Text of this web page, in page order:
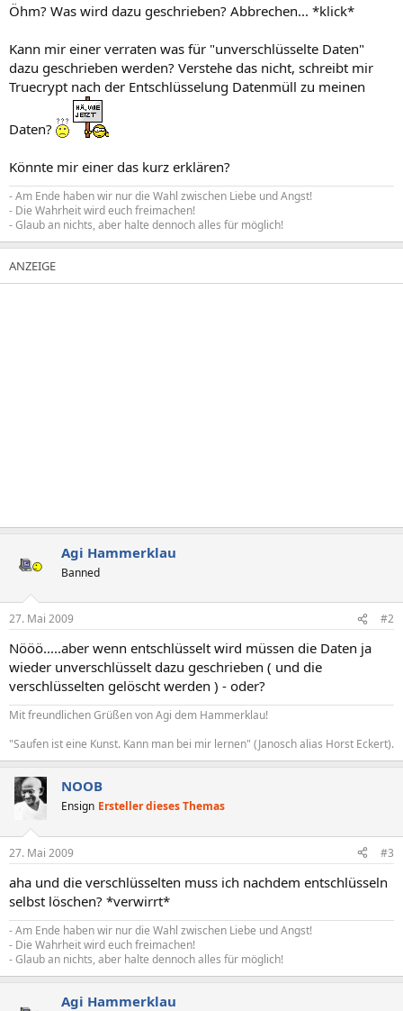
Öhm? Was wird dazu geschrieben? Abbrechen... *klick*
Kann mir einer verraten was für "unverschlüsselte Daten"
dazu geschrieben werden? Verstehe das nicht, schreibt mir
Truecrypt nach der Entschlüsselung Datenmüll zu meinen
Daten?
Könnte mir einer das kurz erklären?
- Am Ende haben wir nur die Wahl zwischen Liebe und Angst!
- Die Wahrheit wird euch freimachen!
- Glaub an nichts, aber halte dennoch alles für möglich!
Agi Hammerklau
Banned
27. Mai 2009 #2
Nööö.....aber wenn entschlüsselt wird müssen die Daten ja
wieder unverschlüsselt dazu geschrieben ( und die
verschlüsselten gelöscht werden ) - oder?
Mit freundlichen Grüßen von Agi dem Hammerklau!
"Saufen ist eine Kunst. Kann man bei mir lernen" (Janosch alias Horst Eckert).
NOOB
Ensign Ersteller dieses Themas
27. Mai 2009 #3
aha und die verschlüsselten muss ich nachdem entschlüsseln
selbst löschen? *verwirrt*
- Am Ende haben wir nur die Wahl zwischen Liebe und Angst!
- Die Wahrheit wird euch freimachen!
- Glaub an nichts, aber halte dennoch alles für möglich!
Agi Hammerklau